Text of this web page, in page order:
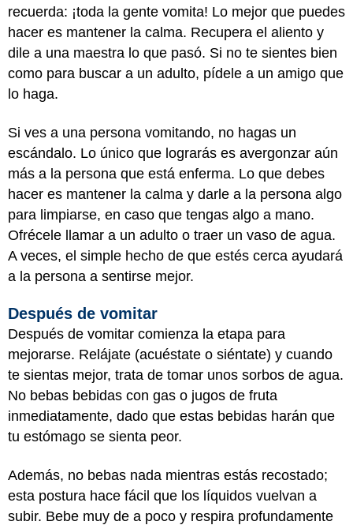
recuerda: ¡toda la gente vomita! Lo mejor que puedes
hacer es mantener la calma. Recupera el aliento y
dile a una maestra lo que pasó. Si no te sientes bien
como para buscar a un adulto, pídele a un amigo que
lo haga.
Si ves a una persona vomitando, no hagas un
escándalo. Lo único que lograrás es avergonzar aún
más a la persona que está enferma. Lo que debes
hacer es mantener la calma y darle a la persona algo
para limpiarse, en caso que tengas algo a mano.
Ofrécele llamar a un adulto o traer un vaso de agua.
A veces, el simple hecho de que estés cerca ayudará
a la persona a sentirse mejor.
Después de vomitar
Después de vomitar comienza la etapa para
mejorarse. Relájate (acuéstate o siéntate) y cuando
te sientas mejor, trata de tomar unos sorbos de agua.
No bebas bebidas con gas o jugos de fruta
inmediatamente, dado que estas bebidas harán que
tu estómago se sienta peor.
Además, no bebas nada mientras estás recostado;
esta postura hace fácil que los líquidos vuelvan a
subir. Bebe muy de a poco y respira profundamente